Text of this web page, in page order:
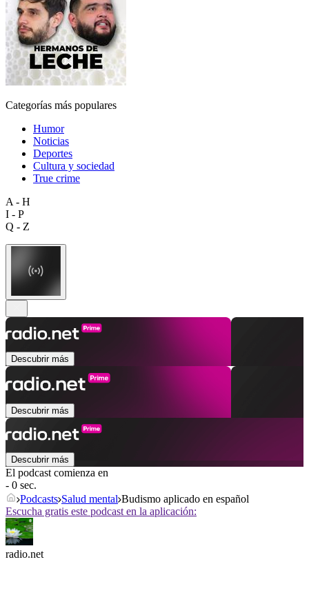
Categorías más populares
Humor
Noticias
Deportes
Cultura y sociedad
True crime
A - H
I - P
Q - Z
Descubrir más
Descubrir más
Descubrir más
El podcast comienza en
- 0 sec.
Podcasts Salud mental Budismo aplicado en español
Escucha gratis este podcast en la aplicación:
radio.net